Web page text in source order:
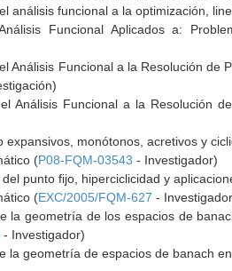
análisis funcional a la optimización,
Funcional Aplicados a:
Análisis Funcional a la Resolución de
Análisis Funcional a la Resolución
expansivos, monótonos, acretivos y
(P08-FQM-03543 - Investigador)
punto fijo, hiperciclicidad y
(EXC/2005/FQM-627 -
la geometría de los espacios de
- Investigador)
la geometría de espacios de banach